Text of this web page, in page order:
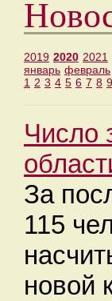
2019 2020 2021
январь февраль
1 2 3 4 5 6 7 8 9
Число
За
115
новой